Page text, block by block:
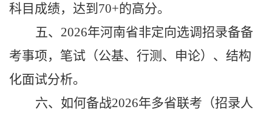
科目成绩，达到70+的高分。
五、 2026年河南省非定向选调招录备备
考事项，笔试（公基、行测、申论）、结构
化面试分析。
六、如何备战2026年多省联考（招录人